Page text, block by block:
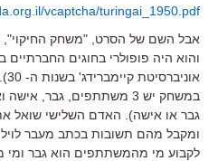
vcaptcha/turingai_1950.pdf
אבל השם של הסרט, "משחק החיקוי",
והוא היה פופולרי בחוגים
במשחק יש 3 משתתפים,
גבר או אישה). האדם השלישי שואל
ומקבל מהם תשובות בכתב מעבר
לקבוע מי מהמשתתפים הוא גבר